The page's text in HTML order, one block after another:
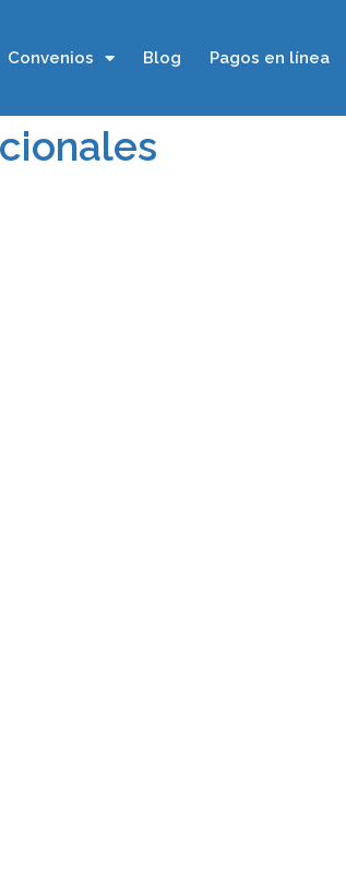
Convenios Blog Pagos en línea